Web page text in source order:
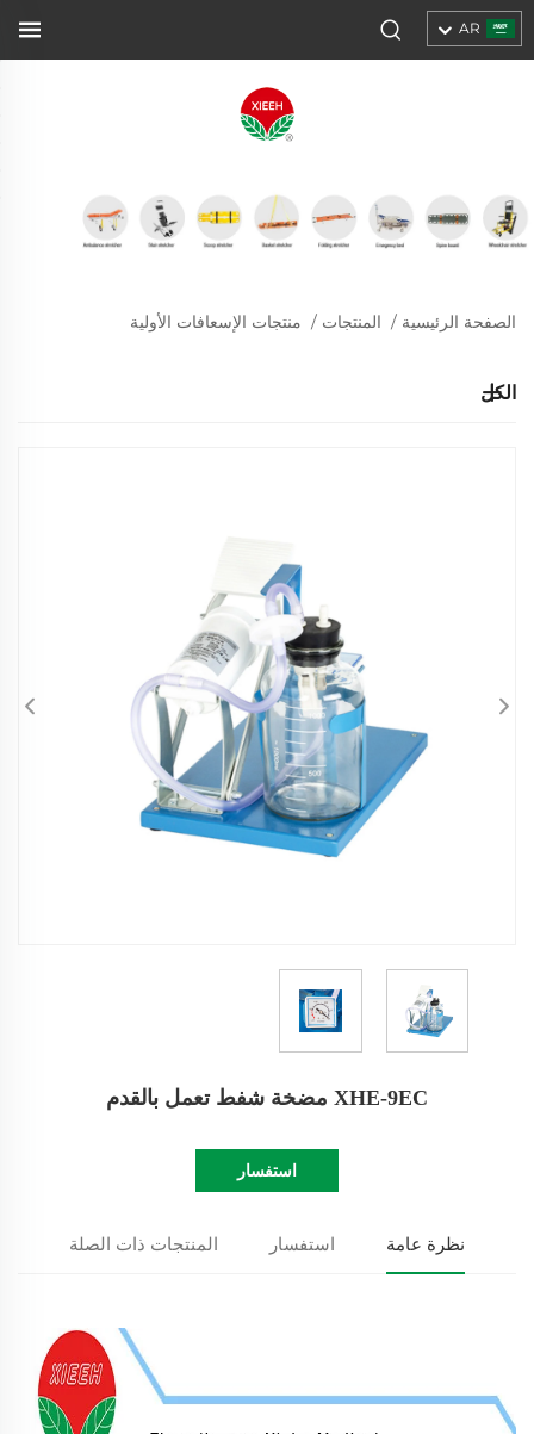
AR
الصفحة الرئيسية / المنتجات / منتجات الإسعافات الأولية
الكل
XHE-9EC مضخة شفط تعمل بالقدم
استفسار
نظرة عامة استفسار المنتجات ذات الصلة